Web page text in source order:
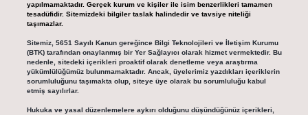
yapılmamaktadır. Gerçek kurum ve kişiler ile isim benzerlikleri tamamen
tesadüfidir. Sitemizdeki bilgiler taslak halindedir ve tavsiye niteliği
taşımazlar.
Sitemiz, 5651 Sayılı Kanun gereğince Bilgi Teknolojileri ve İletişim Kurumu
(BTK) tarafından onaylanmış bir Yer Sağlayıcı olarak hizmet vermektedir. Bu
nedenle, sitedeki içerikleri proaktif olarak denetleme veya araştırma
yükümlülüğümüz bulunmamaktadır. Ancak, üyelerimiz yazdıkları içeriklerin
sorumluluğunu taşımakta olup, siteye üye olarak bu sorumluluğu kabul
etmiş sayılırlar.
Hukuka ve yasal düzenlemelere aykırı olduğunu düşündüğünüz içerikleri,